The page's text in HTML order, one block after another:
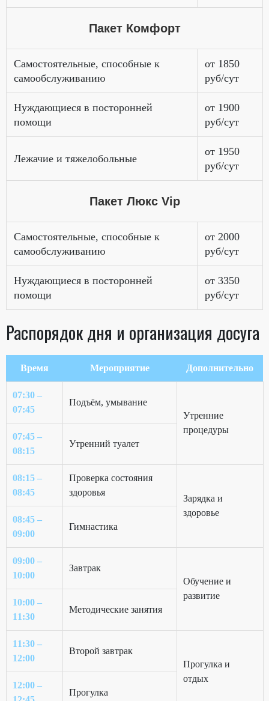
Пакет Комфорт
Самостоятельные, способные к
самообслуживанию
от 1850
руб/сут
Нуждающиеся в посторонней
помощи
от 1900
руб/сут
Лежачие и тяжелобольные
от 1950
руб/сут
Пакет Люкс Vip
Самостоятельные, способные к
самообслуживанию
от 2000
руб/сут
Нуждающиеся в посторонней
помощи
от 3350
руб/сут
Распорядок дня и организация досуга
Время Мероприятие Дополнительно
07:30 –
07:45
Подъём, умывание
Утренние
процедуры
07:45 –
08:15
Утренний туалет
08:15 –
08:45
Проверка состояния
здоровья
Зарядка и
здоровье
08:45 –
09:00
Гимнастика
09:00 –
10:00
Завтрак
Обучение и
развитие
10:00 –
11:30
Методические занятия
11:30 –
12:00
Второй завтрак
Прогулка и
отдых
12:00 –
Прогулка